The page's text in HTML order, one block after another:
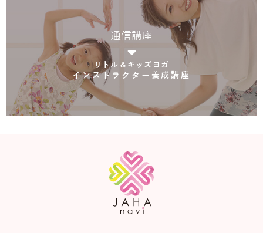
通信講座
リトル＆キッズヨガ
インストラクター養成講座